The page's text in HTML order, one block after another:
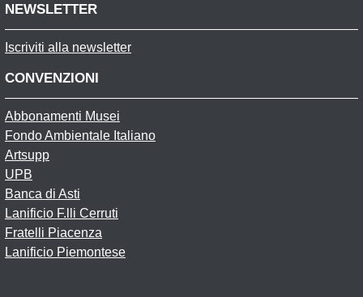
NEWSLETTER
Iscriviti alla newsletter
CONVENZIONI
Abbonamenti Musei
Fondo Ambientale Italiano
Artsupp
UPB
Banca di Asti
Lanificio F.lli Cerruti
Fratelli Piacenza
Lanificio Piemontese